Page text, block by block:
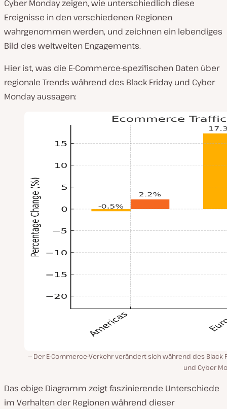
Cyber Monday zeigen, wie unterschiedlich diese
Ereignisse in den verschiedenen Regionen
wahrgenommen werden, und zeichnen ein lebendiges
Bild des weltweiten Engagements.
Hier ist, was die E-Commerce-spezifischen Daten über
regionale Trends während des Black Friday und Cyber
Monday aussagen:
Der E-Commerce-Verkehr verändert sich während des Black
und Cyber
Das obige Diagramm zeigt faszinierende Unterschiede
im Verhalten der Regionen während dieser